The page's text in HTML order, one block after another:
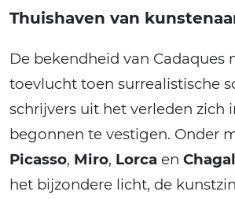
Thuishaven van
De bekendheid van Cadaques
toevlucht toen surrealistische
schrijvers uit het verleden zich
begonnen te vestigen. Onder
Picasso, Miro, Lorca en
het bijzondere licht, de